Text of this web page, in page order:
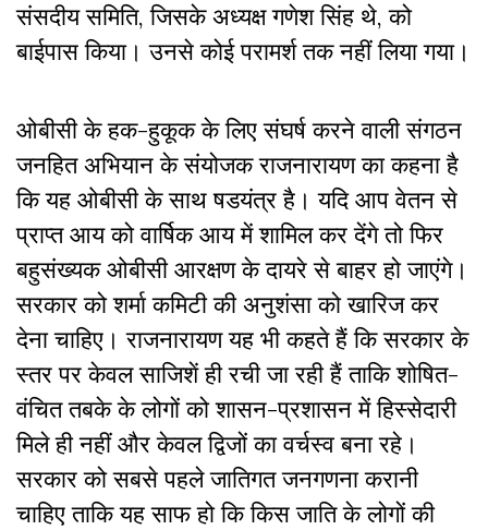
संसदीय समिति, जिसके अध्यक्ष गणेश सिंह थे, को
बाईपास किया। उनसे कोई परामर्श तक नहीं लिया गया।
ओबीसी के हक-हुकूक के लिए संघर्ष करने वाली संगठन
जनहित अभियान के संयोजक राजनारायण का कहना है
कि यह ओबीसी के साथ षडयंत्र है। यदि आप वेतन से
प्राप्त आय को वार्षिक आय में शामिल कर देंगे तो फिर
बहुसंख्यक ओबीसी आरक्षण के दायरे से बाहर हो जाएंगे।
सरकार को शर्मा कमिटी की अनुशंसा को खारिज कर
देना चाहिए। राजनारायण यह भी कहते हैं कि सरकार के
स्तर पर केवल साजिशें ही रची जा रही हैं ताकि शोषित-
वंचित तबके के लोगों को शासन-प्रशासन में हिस्सेदारी
मिले ही नहीं और केवल द्विजों का वर्चस्व बना रहे।
सरकार को सबसे पहले जातिगत जनगणना करानी
चाहिए ताकि यह साफ हो कि किस जाति के लोगों की